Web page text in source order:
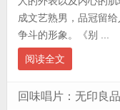
成文艺熟男，品冠留
争斗的形象。《别 ...
阅读全文
回味唱片：无印良